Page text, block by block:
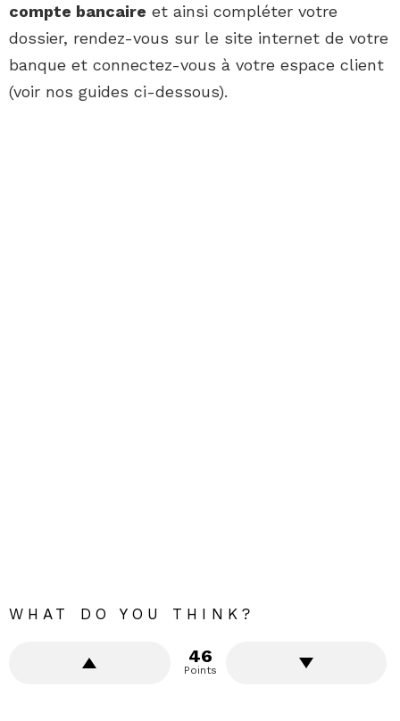
compte bancaire et ainsi compléter votre
dossier, rendez-vous sur le site internet de votre
banque et connectez-vous à votre espace client
(voir nos guides ci-dessous).
WHAT DO YOU THINK?
46
Points